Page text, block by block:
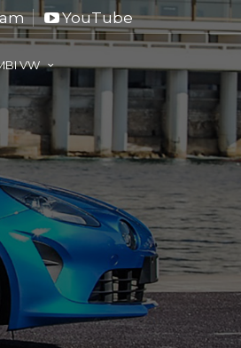
YouTube
VW